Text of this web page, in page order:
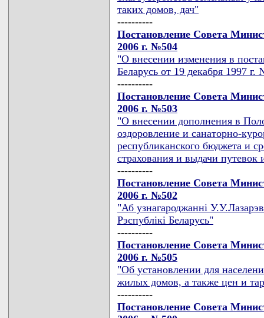
таких домов, дач"
----------
Постановление Совета
2006 г. №504
"О внесении изменения в
Беларусь от 19 декабря 1997 г.
----------
Постановление Совета
2006 г. №503
"О внесении дополнения в
оздоровление и санаторно-
республиканского бюджета и
страхования и выдачи путевок
----------
Постановление Совета
2006 г. №502
"Аб узнагароджаннi
Рэспублiкi Беларусь"
----------
Постановление Совета
2006 г. №505
"Об установлении для
жилых домов, а также цен и
----------
Постановление Совета